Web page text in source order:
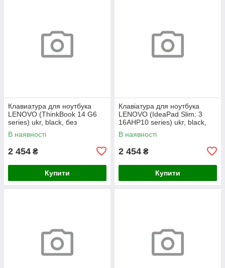
Клавиатура для ноутбука
LENOVO (ThinkBook 14 G6
series) ukr, black, без
фрейма, подсветка клавиш
(copilot)
В наявності
2 454 ₴
Купити
Клавіатура для ноутбука
LENOVO (IdeaPad Slim: 3
16AHP10 series) ukr, black,
без кадру, підсвічування
клавіш
В наявності
2 454 ₴
Купити